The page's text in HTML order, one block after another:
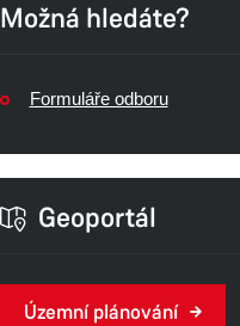
Možná hledáte?
Formuláře odboru
Geoportál
Územní plánování